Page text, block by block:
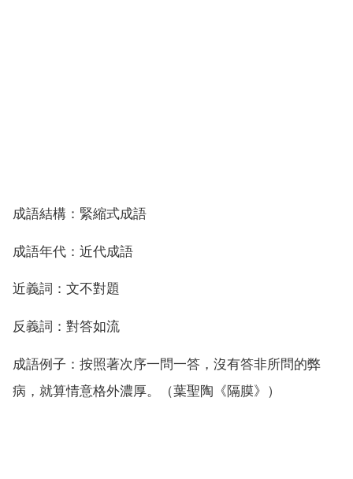
成語結構：緊縮式成語
成語年代：近代成語
近義詞：文不對題
反義詞：對答如流
成語例子：按照著次序一問一答，沒有答非所問的弊
病，就算情意格外濃厚。（葉聖陶《隔膜》）